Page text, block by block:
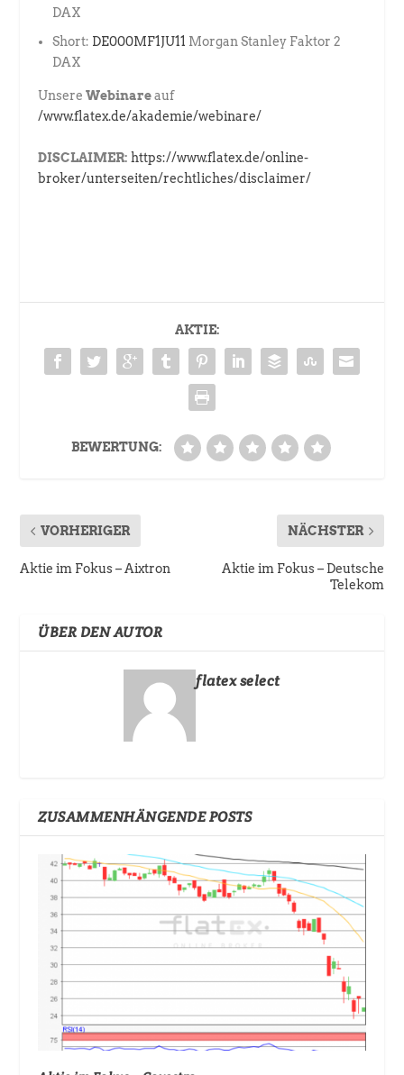
DAX
Short: DE000MF1JU11 Morgan Stanley Faktor 2
DAX
UnsereWebinareauf
/www.flatex.de/akademie/webinare/
DISCLAIMER: https://www.flatex.de/online-
broker/unterseiten/rechtliches/disclaimer/
AKTIE:
BEWERTUNG:
VORHERIGER
Aktie im Fokus – Aixtron
NÄCHSTER
Aktie im Fokus – Deutsche
Telekom
ÜBER DEN AUTOR
flatex select
ZUSAMMENHÄNGENDE POSTS